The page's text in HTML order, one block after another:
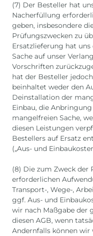
(7) Der Besteller hat
Nacherfüllung
geben, insbesondere
Prüfungszwecken zu
Ersatzlieferung hat
Sache auf unser
Vorschriften
hat der Besteller
beinhaltet weder den
Deinstallation der
Einbau, die
mangelfreien Sache,
diesen Leistungen
Bestellers auf Ersatz
(„Aus- und
(8) Die zum Zweck
erforderlichen
Transport-, Wege-,
ggf. Aus- und
wir nach Maßgabe der
diesen AGB, wenn
Andernfalls können wir